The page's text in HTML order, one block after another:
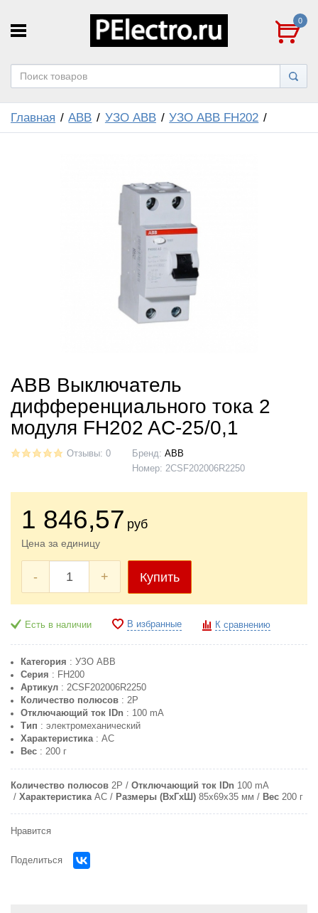
0
Главная ABB УЗО ABB УЗО ABB FH202
ABB Выключатель
дифференциального тока 2
модуля FH202 AC-25/0,1
Отзывы: 0 Бренд: ABB
Номер: 2CSF202006R2250
1 846,57 руб
Цена за единицу
- + Купить
Есть в наличии В избранные К сравнению
Категория : УЗО ABB
Серия : FH200
Артикул: 2CSF202006R2250
Количество полюсов: 2P
Отключающий ток IDn : 100 mA
Тип : электромеханический
Характеристика: AC
Вес: 200 г
Количество полюсов 2P Отключающий ток IDn 100 mA
Характеристика AC Размеры (ВхГхШ) 85x69x35 мм Вес 200 г
Нравится
Поделиться